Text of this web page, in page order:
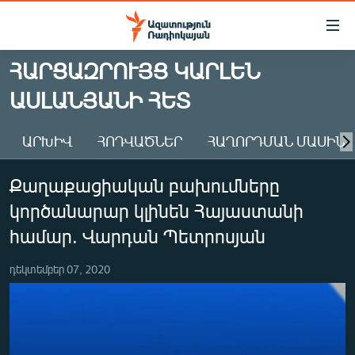
Մատչելիության
Անցնել
հիմնական
բովանդակությանը
հիմնական
ԱԶԱՏՈՒԹՅՈՒՆ TV
ՀԱՅԱՍՏԱՆ
ՔԱՂԱՔԱԿԱՆ
ԻՐԱՎՈՒՆՔ
ՀԱՍԱՐԱԿՈՒԹՅՈՒՆ
ՂԱՐԱԲԱՂ
ՀԱՐՑԱԶՐՈՒՅՑ ԿԱՐԼԵՆ
ԱՍԼԱՆՅԱՆԻ ՀԵՏ
ԱՐԽԻՎ ՀՈԴՎԱԾՆԵՐ ՀԱՂՈՐԴՄԱՆ ՄԱՍԻՆ
Քաղաքացիական բախումները
կործանարար կլինեն Հայաստանի
համար. Վարդան Պետրոսյան
դեկտեմբեր 07, 2020